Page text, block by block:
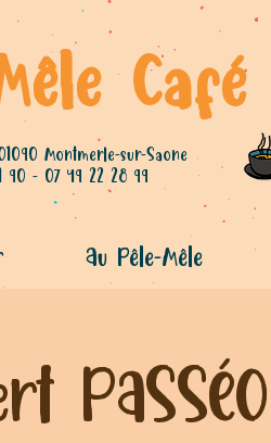
Café
Montmerle-sur-Saone
90 - 07 49 22 28 99
Au Pêle-Mêle
PASSÉO